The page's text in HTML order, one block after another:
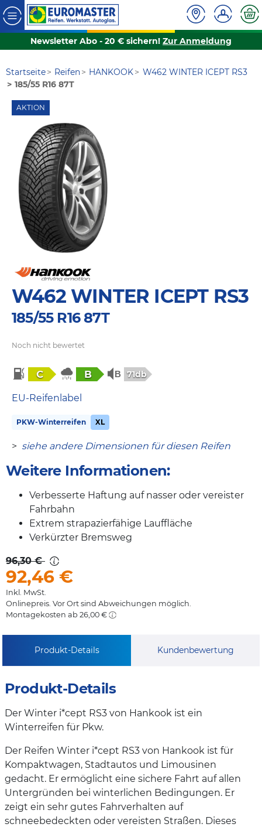
Newsletter Abo - 20 € sichern! Zur Anmeldung
Startseite Reifen HANKOOK
W462 WINTER ICEPT RS3
185/55 R16 87T
AKTION
W462 WINTER ICEPT RS3
185/55 R16 87T
Noch nicht bewertet
C B 71db
EU-Reifenlabel
PKW-Winterreifen XL
> siehe andere Dimensionen für diesen Reifen
Weitere Informationen:
Verbesserte Haftung auf nasser oder vereister
Fahrbahn
Extrem strapazierfähige Lauffläche
Verkürzter Bremsweg
96,30 €
92,46 €
Inkl. MwSt.
Onlinepreis. Vor Ort sind Abweichungen möglich.
Montagekosten ab 26,00 €
Produkt-Details Kundenbewertung
Produkt-Details
Der Winter i*cept RS3 von Hankook ist ein
Winterreifen für Pkw.
Der Reifen Winter i*cept RS3 von Hankook ist für
Kompaktwagen, Stadtautos und Limousinen
gedacht. Er ermöglicht eine sichere Fahrt auf allen
Untergründen bei winterlichen Bedingungen. Er
zeigt ein sehr gutes Fahrverhalten auf
schneebedeckten oder vereisten Straßen. Dieses